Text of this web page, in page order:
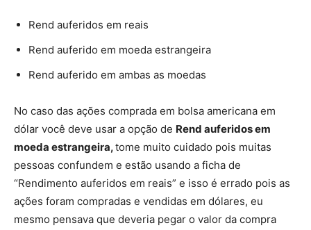
Rend auferidos em reais
Rend auferido em moeda estrangeira
Rend auferido em ambas as moedas
No caso das ações comprada em bolsa americana em
dólar você deve usar a opção de Rend auferidos em
moeda estrangeira,tome muito cuidado pois muitas
pessoas confundem e estão usando a ficha de
“Rendimento auferidos em reais” e isso é errado pois as
ações foram compradas e vendidas em dólares, eu
mesmo pensava que deveria pegar o valor da compra